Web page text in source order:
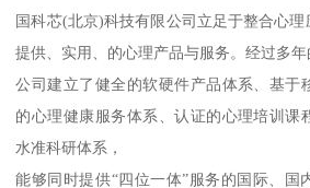
国科芯(北京)科技有限公司立足于整合心
提供、实用、的心理产品与服务。经过多年
公司建立了健全的软硬件产品体系、基于
的心理健康服务体系、认证的心理培训课
水准科研体系，
能够同时提供“四位一体”服务的国际、国